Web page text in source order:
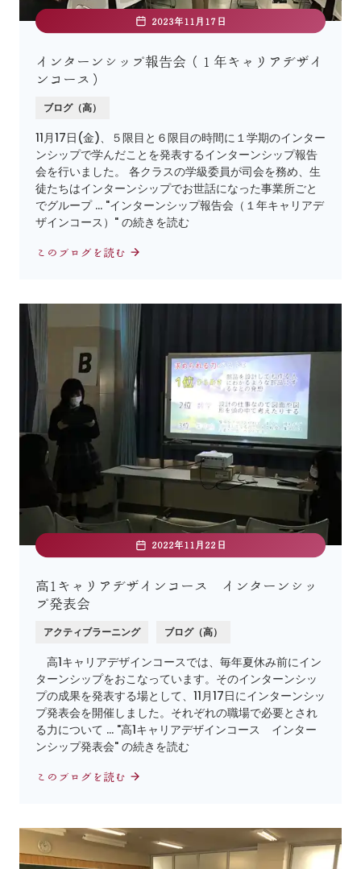
2023年11月17日
インターンシップ報告会（１年キャリアデザイ
ンコース）
ブログ（高）
11月17日(金)、５限目と６限目の時間に１学期のインター
ンシップで学んだことを発表するインターンシップ報告
会を行いました。 各クラスの学級委員が司会を務め、生
徒たちはインターンシップでお世話になった事業所ごと
でグループ … "インターンシップ報告会（１年キャリアデ
ザインコース）" の続きを読む
このブログを読む
2022年11月22日
高1キャリアデザインコース インターンシッ
プ発表会
アクティブラーニング ブログ（高）
高1キャリアデザインコースでは、毎年夏休み前にイン
ターンシップをおこなっています。そのインターンシッ
プの成果を発表する場として、11月17日にインターンシッ
プ発表会を開催しました。それぞれの職場で必要とされ
る力について … "高1キャリアデザインコース インター
ンシップ発表会" の続きを読む
このブログを読む